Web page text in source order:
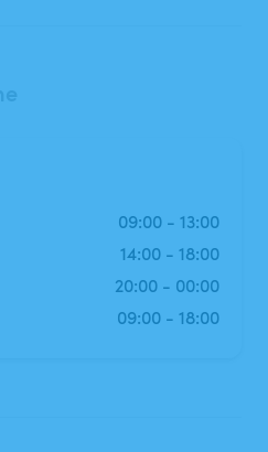
09:00 - 13:00
14:00 - 18:00
20:00 - 00:00
09:00 - 18:00